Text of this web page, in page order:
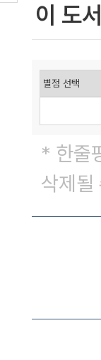
이 도
* 한줄
삭제될